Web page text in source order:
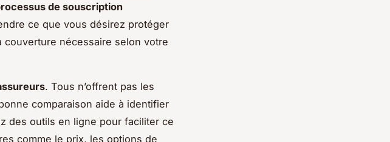
de souscription
ce que vous désirez protéger
nécessaire selon votre
. Tous n’offrent pas les
comparaison aide à identifier
des outils en ligne pour faciliter ce
comme le prix, les options de